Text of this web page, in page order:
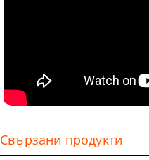
Свързани продукти